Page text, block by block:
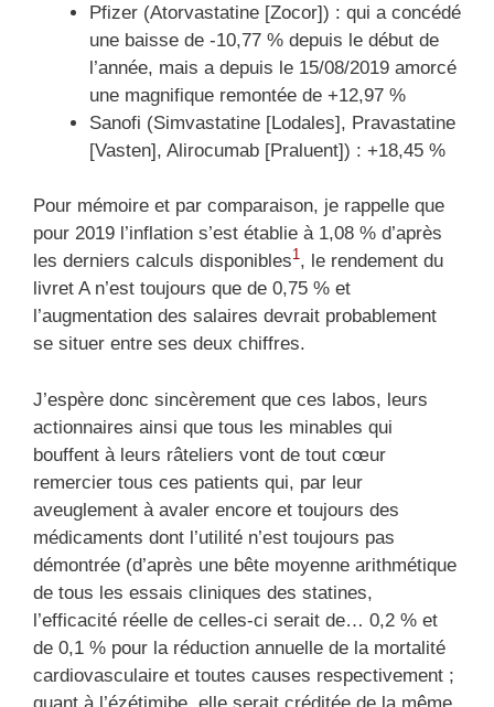
Pfizer (Atorvastatine [Zocor]) : qui a concédé
une baisse de -10,77 % depuis le début de
l’année, mais a depuis le 15/08/2019 amorcé
une magnifique remontée de +12,97 %
Sanofi (Simvastatine [Lodales], Pravastatine
[Vasten], Alirocumab [Praluent]) : +18,45 %
Pour mémoire et par comparaison, je rappelle que
pour 2019 l’inflation s’est établie à 1,08 % d’après
les derniers calculs disponibles1, le rendement du
livret A n’est toujours que de 0,75 % et
l’augmentation des salaires devrait probablement
se situer entre ses deux chiffres.
J’espère donc sincèrement que ces labos, leurs
actionnaires ainsi que tous les minables qui
bouffent à leurs râteliers vont de tout cœur
remercier tous ces patients qui, par leur
aveuglement à avaler encore et toujours des
médicaments dont l’utilité n’est toujours pas
démontrée (d’après une bête moyenne arithmétique
de tous les essais cliniques des statines,
l’efficacité réelle de celles-ci serait de… 0,2 % et
de 0,1 % pour la réduction annuelle de la mortalité
cardiovasculaire et toutes causes respectivement ;
quant à l’ézétimibe, elle serait créditée de la même